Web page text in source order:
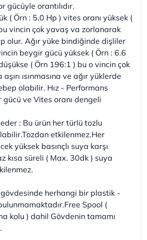
gücüyle orantılıdır.
( Örn : 5.0 Hp ) vites oranı yüksek (
vincin çok yavaş va zorlanarak
olur. Ağır yüke bindiğinde dişliler
beygir gücü yüksek ( Örn : 6.6
( Örn 196:1 ) bu o vincin çok
aşırı ısınmasına ve ağır yüklerde
olabilir. Hız - Performans
gücü ve Vites oranı dengeli
: Bu ürün her türlü tozlu
etkilenmez.Her
yüksek basınçlı suya karşı
kısa süreli ( Max. 30dk ) suya
gövdesinde herhangi bir plastik -
Spool (
kolu ) dahil Gövdenin tamamı